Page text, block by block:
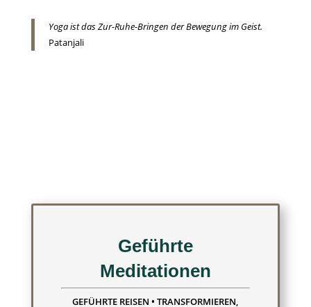
Yoga ist das Zur-Ruhe-Bringen der Bewegung im Geist.
Patanjali
Geführte
Meditationen
GEFÜHRTE REISEN • TRANSFORMIEREN,